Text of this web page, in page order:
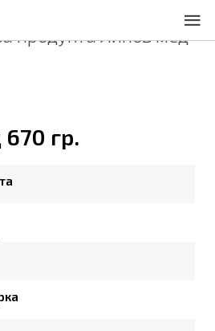
продуктаЛипов мед
гр.